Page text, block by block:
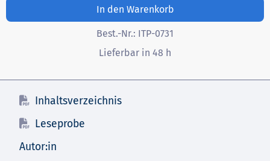
In den Warenkorb
Best.-Nr.: ITP-0731
Lieferbar in 48 h
Inhaltsverzeichnis
Leseprobe
Autor:in